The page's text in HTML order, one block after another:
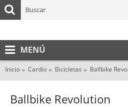
MENÚ
Inicio Cardio Bicicletas Ballbike
Ballbike Revolution